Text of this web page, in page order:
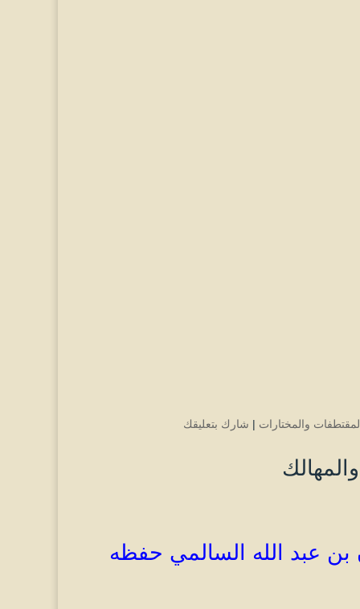
والمختارات | شارك بتعليقك
عبد الله السالمي حفظه